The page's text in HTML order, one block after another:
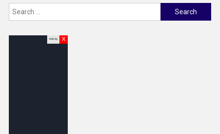
Search
for:
Ads by x